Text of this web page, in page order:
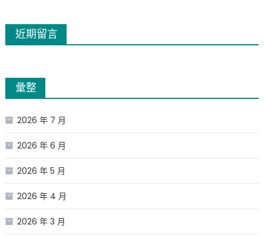
近期留言
彙整
2026 年 7 月
2026 年 6 月
2026 年 5 月
2026 年 4 月
2026 年 3 月